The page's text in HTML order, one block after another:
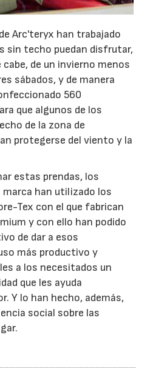
Arc'teryx han trabajado
sin techo puedan disfrutar,
de un invierno menos
sábados, y de manera
560
que algunos de los
de la zona de
protegerse del viento y la
estas prendas, los
marca han utilizado los
Tex con el que fabrican
y con ello han podido
de dar a esos
más productivo y
a los necesitados un
que les ayuda
Y lo han hecho, además,
social sobre las